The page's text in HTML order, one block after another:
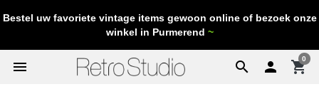
Bestel uw favoriete vintage items gewoon online of bezoek onze
winkel in Purmerend ~
search
menu  shopping_cart
0